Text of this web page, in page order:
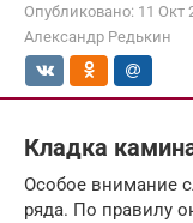
Опубликовано: 11 Окт
Александр Редькин
Кладка
Особое внимание
ряда. По правилу